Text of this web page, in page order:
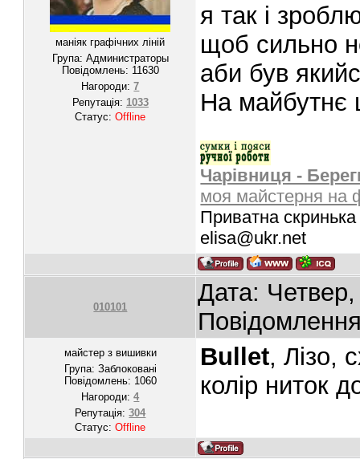
маніяк графічних ліній
Група: Администраторы
Повідомлень: 11630
Нагороди:7
Репутація: 1033
Статус:Offline
я так і
щоб сильно
аби був
На майбутнє
Чарівниця -
моя майстерня на
Приватна
elisa@ukr.net
010101
Дата:
майстер з вишивки
Група: Заблоковані
Повідомлень: 1060
Нагороди:4
Репутація:304
Статус:Offline
Bullet, Лізо,
колір ниток